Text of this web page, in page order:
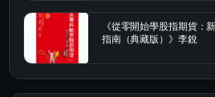
《從零開始學股指期貨：
指南（典藏版）》李銳